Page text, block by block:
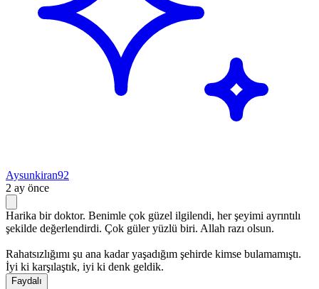
Aysunkiran92
2 ay önce
Harika bir doktor. Benimle çok güzel ilgilendi, her şeyimi ayrıntılı
şekilde değerlendirdi. Çok güler yüzlü biri. Allah razı olsun.
Rahatsızlığımı şu ana kadar yaşadığım şehirde kimse bulamamıştı.
İyi ki karşılaştık, iyi ki denk geldik.
Faydalı